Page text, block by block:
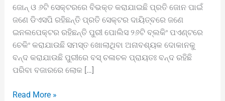
ଜୋନ୍ ଓ ୬ଟି ସେକ୍ଟରରେ ବିଭକ୍ତ କରାଯାଇଛି ପ୍ରତି ଜୋନ ପାଇଁ
ଜଣେ ଡିଏସପି ରହିଛନ୍ତି ପ୍ରତି ସେକ୍ଟର ଦାୟିତ୍ବରେ ଜଣେ
ଇନଲପେକ୍ଟର ରହିଛନ୍ତି ପୁରୀ ପୋଲିସ ୨୬ଟି ବ୍ଲକିଂ ପଏଣ୍ଟରେ
ଚେକିଂ କରାଯାଉଛି ସମସ୍ତ ଖୋଲାଥିବା ଅନାବଶ୍ୟକ ଦୋକାନକୁ
ବନ୍ଦ କରାଯାଉଛି ପୁରୀରେ ବସ୍ ଚଳାଚଳ ପ୍ରାୟତଃ ବନ୍ଦ ରହିଛି
ପରିବା ବଜାରରେ ଲୋକ […]
Read More »